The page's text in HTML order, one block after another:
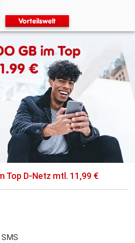
Vorteilswelt
Top D-Netz mtl. 11,99 €